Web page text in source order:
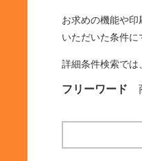
お求めの機能や印
いただいた条件に
詳細条件検索では
フリーワード